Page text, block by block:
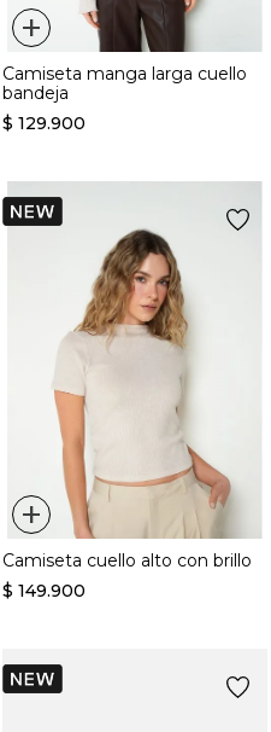
+
Camiseta manga larga cuello
bandeja
$ 129.900
+
Camiseta cuello alto con brillo
$ 149.900